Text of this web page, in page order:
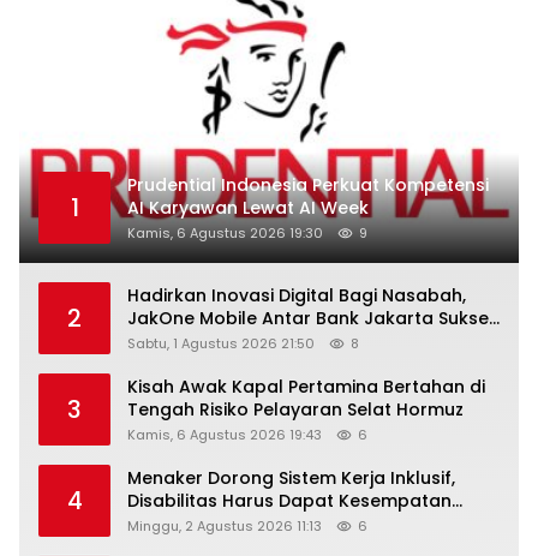
1
Prudential Indonesia Perkuat Kompetensi
AI Karyawan Lewat AI Week
Kamis, 6 Agustus 2026 19:30 9
2
Hadirkan Inovasi Digital Bagi Nasabah,
JakOne Mobile Antar Bank Jakarta Sukses
Raih Digital Excellence Awards 2026
Sabtu, 1 Agustus 2026 21:50 8
3
Kisah Awak Kapal Pertamina Bertahan di
Tengah Risiko Pelayaran Selat Hormuz
Kamis, 6 Agustus 2026 19:43 6
4
Menaker Dorong Sistem Kerja Inklusif,
Disabilitas Harus Dapat Kesempatan
Setara
Minggu, 2 Agustus 2026 11:13 6